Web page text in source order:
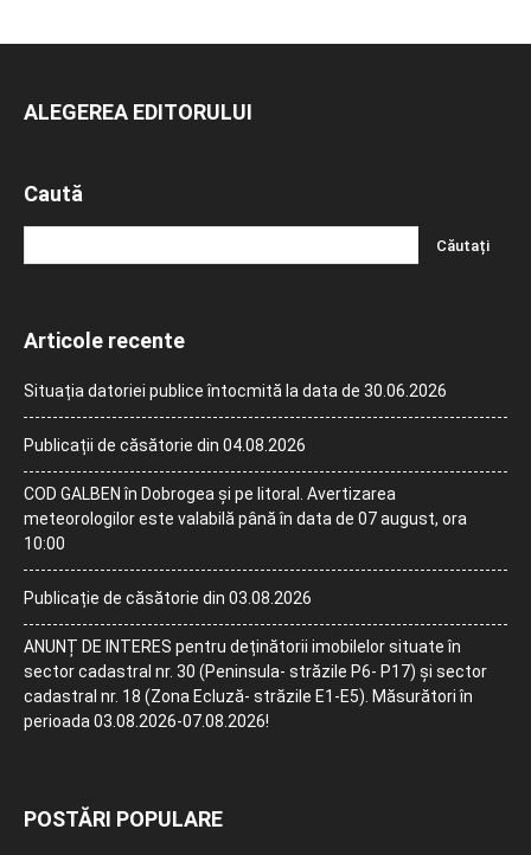
ALEGEREA EDITORULUI
Caută
Articole recente
Situația datoriei publice întocmită la data de 30.06.2026
Publicații de căsătorie din 04.08.2026
COD GALBEN în Dobrogea și pe litoral. Avertizarea
meteorologilor este valabilă până în data de 07 august, ora
10:00
Publicație de căsătorie din 03.08.2026
ANUNȚ DE INTERES pentru deținătorii imobilelor situate în
sector cadastral nr. 30 (Peninsula- străzile P6- P17) și sector
cadastral nr. 18 (Zona Ecluză- străzile E1-E5). Măsurători în
perioada 03.08.2026-07.08.2026!
POSTĂRI POPULARE